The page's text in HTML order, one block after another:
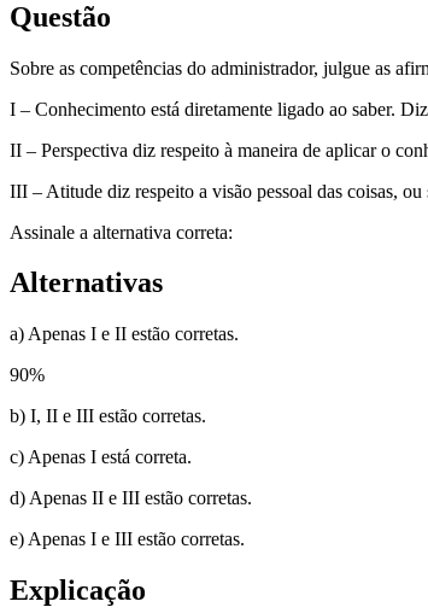
Questão
Sobre as competências do administrador, julgue as
I – Conhecimento está diretamente ligado ao saber.
II – Perspectiva diz respeito à maneira de aplicar o
III – Atitude diz respeito a visão pessoal das coisas,
Assinale a alternativa correta:
Alternativas
a) Apenas I e II estão corretas.
90%
b) I, II e III estão corretas.
c) Apenas I está correta.
d) Apenas II e III estão corretas.
e) Apenas I e III estão corretas.
Explicação